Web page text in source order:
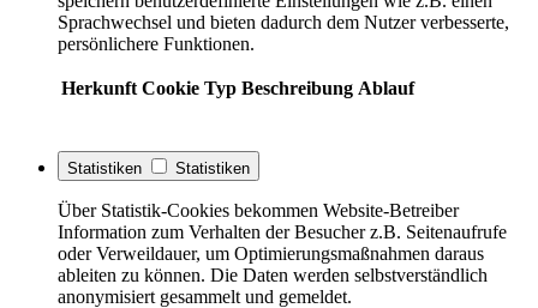
Sprachwechsel und bieten dadurch dem Nutzer verbesserte,
persönlichere Funktionen.
Herkunft Cookie Typ Beschreibung Ablauf
Statistiken Statistiken
Über Statistik-Cookies bekommen Website-Betreiber
Information zum Verhalten der Besucher z.B. Seitenaufrufe
oder Verweildauer, um Optimierungsmaßnahmen daraus
ableiten zu können. Die Daten werden selbstverständlich
anonymisiert gesammelt und gemeldet.